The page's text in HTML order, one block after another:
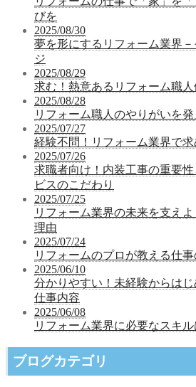
びを
2025/08/30
夢を形にするリフォーム業界
ジ
2025/08/29
求む！熱意あるリフォーム職
2025/08/28
リフォーム職人のやりがいを
2025/07/27
経験不問！リフォーム業界で
2025/07/26
求職者向け！内装工事の重要
ビスのこだわり
2025/07/25
リフォーム業界の未来を支え
理由
2025/07/24
リフォームのプロが教える仕事
2025/06/10
分かりやすい！未経験からは
仕事内容
2025/06/08
リフォーム業界に必要なスキル
ブログカテゴリ